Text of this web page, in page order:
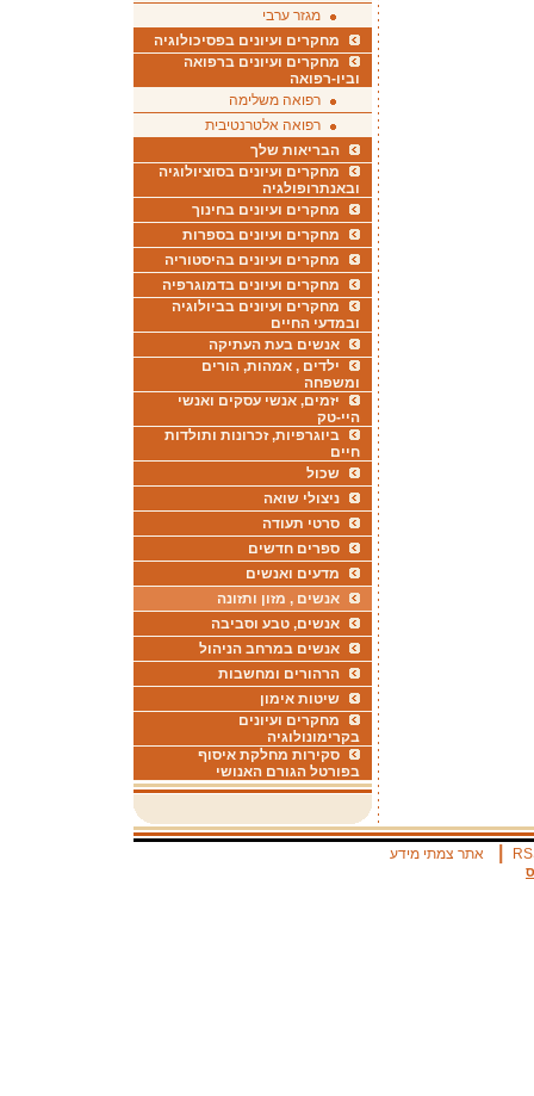
מגזר ערבי
מחקרים ועיונים בפסיכולוגיה
מחקרים ועיונים ברפואה
וביו-רפואה
רפואה משלימה
רפואה אלטרנטיבית
הבריאות שלך
מחקרים ועיונים בסוציולוגיה
ובאנתרופולגיה
מחקרים ועיונים בחינוך
מחקרים ועיונים בספרות
מחקרים ועיונים בהיסטוריה
מחקרים ועיונים בדמוגרפיה
מחקרים ועיונים בביולוגיה
ובמדעי החיים
אנשים בעת העתיקה
ילדים , אמהות, הורים
ומשפחה
יזמים, אנשי עסקים ואנשי
היי-טק
ביוגרפיות, זכרונות ותולדות
חיים
שכול
ניצולי שואה
סרטי תעודה
ספרים חדשים
מדעים ואנשים
אנשים , מזון ותזונה
אנשים, טבע וסביבה
אנשים במרחב הניהול
הרהורים ומחשבות
שיטות אימון
מחקרים ועיונים
בקרימונולוגיה
סקירות מחלקת איסוף
בפורטל הגורם האנושי
אתר צמתי מידע